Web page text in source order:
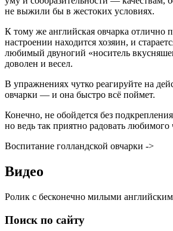
не выжили бы в жестоких условиях.
К тому же английская овчарка отлично
настроении находится хозяин, и
любимый двуногий «носитель
доволен и весел.
В упражнениях чутко реагируйте на
овчарки — и она быстро всё поймет.
Конечно, не обойдется без
но ведь так приятно радовать любимого
Воспитание голландской овчарки ->
Видео
Ролик с бесконечно милыми
Поиск по сайту